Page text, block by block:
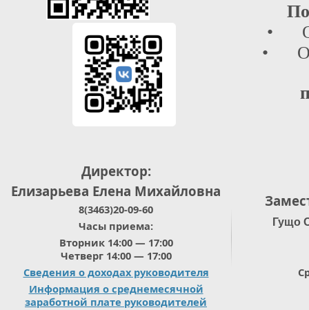
•
•
Директор:
Елизарьева Елена Михайловна
8(3463)20-09-60
Часы приема:
Вторник 14:00 — 17:00
Четверг 14:00 — 17:00
Сведения о доходах руководителя
Информация о среднемесячной
заработной плате руководителей
Гущо